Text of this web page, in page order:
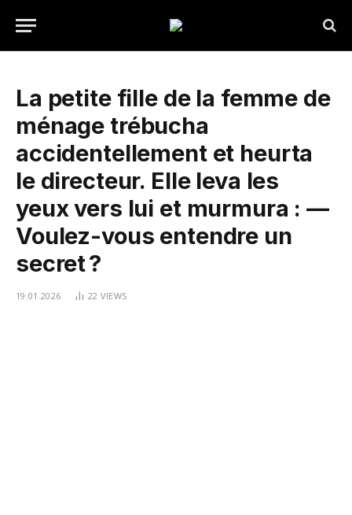
La petite fille de la femme de
ménage trébucha
accidentellement et heurta
le directeur. Elle leva les
yeux vers lui et murmura : —
Voulez-vous entendre un
secret ?
19.01.2026 22 VIEWS